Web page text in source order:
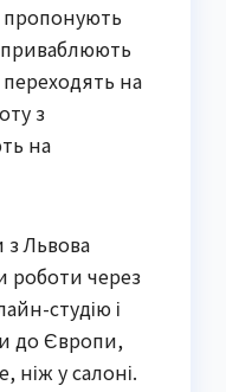
пропонують
приваблюють
переходять на
з
на
з Львова
роботи через
студію і
до Європи,
ніж у салоні.